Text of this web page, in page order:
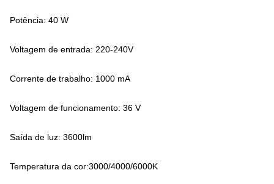
Potência: 40 W
Voltagem de entrada: 220-240V
Corrente de trabalho: 1000 mA
Voltagem de funcionamento: 36 V
Saída de luz: 3600lm
Temperatura da cor:3000/4000/6000K